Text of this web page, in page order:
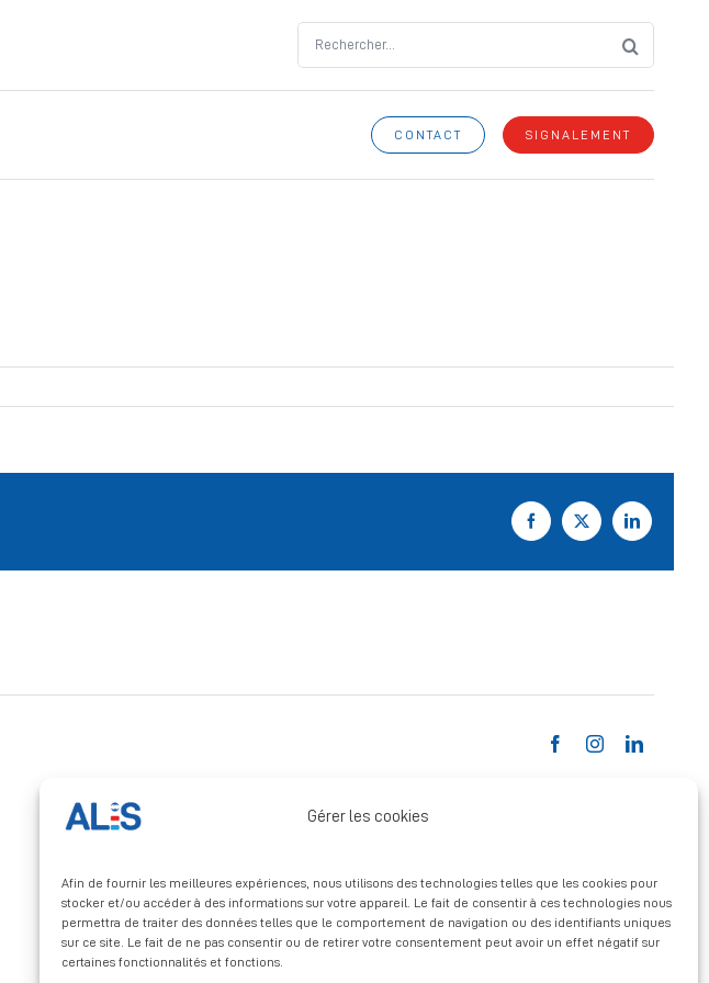
Gérer les cookies
Afin de fournir les meilleures expériences, nous utilisons des technologies telles que les cookies pour
stocker et/ou accéder à des informations sur votre appareil. Le fait de consentir à ces technologies nous
permettra de traiter des données telles que le comportement de navigation ou des identifiants uniques
sur ce site. Le fait de ne pas consentir ou de retirer votre consentement peut avoir un effet négatif sur
certaines fonctionnalités et fonctions.
for:
CONTACT SIGNALEMENT
Facebook
X LinkedIn